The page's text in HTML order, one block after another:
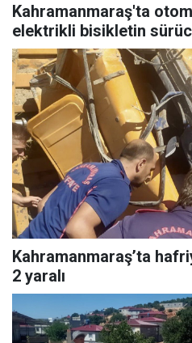
Kahramanmaraş'ta
elektrikli bisikletin
Kahramanmaraş’ta
2 yaralı